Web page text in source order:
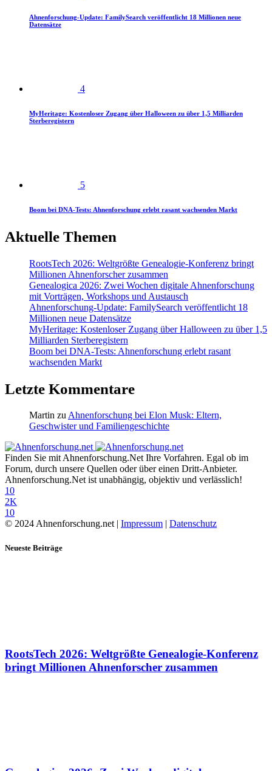
Ahnenforschung-Update: FamilySearch veröffentlicht 18 Millionen neue
Datensätze
4
MyHeritage: Kostenloser Zugang über Halloween zu über 1,5 Milliarden
Sterberegistern
5
Boom bei DNA-Tests: Ahnenforschung erlebt rasant wachsenden Markt
Aktuelle Themen
RootsTech 2026: Weltgrößte Genealogie-Konferenz bringt
Millionen Ahnenforscher zusammen
Genealogica 2026: Zwei Wochen digitale Ahnenforschung
mit Vorträgen, Workshops und Austausch
Ahnenforschung-Update: FamilySearch veröffentlicht 18
Millionen neue Datensätze
MyHeritage: Kostenloser Zugang über Halloween zu über 1,5
Milliarden Sterberegistern
Boom bei DNA-Tests: Ahnenforschung erlebt rasant
wachsenden Markt
Letzte Kommentare
Martin zuAhnenforschung bei Elon Musk: Eltern,
Geschwister und Familiengeschichte
Finden Sie mit Ahnenforschung.Net Ihre Vorfahren. Egal ob im
Forum, durch unsere Quellen oder über einen Dritt-Anbieter.
Ahnenforschung.Net ist unabhängig, objektiv und verlässlich!
10
2K
10
© 2024 Ahnenforschung.net | Impressum Datenschutz
Neueste Beiträge
RootsTech 2026: Weltgrößte Genealogie-Konferenz
bringt Millionen Ahnenforscher zusammen